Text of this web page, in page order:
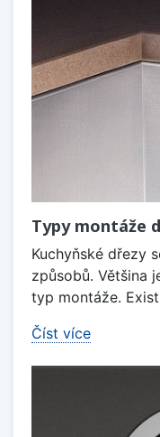
Typy montáže
Kuchyňské dřezy
způsobů. Většina
typ montáže.
Číst více